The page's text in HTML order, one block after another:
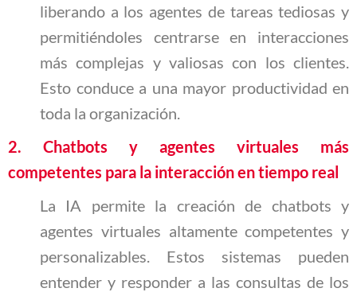
liberando a los agentes de tareas tediosas y
permitiéndoles centrarse en interacciones
más complejas y valiosas con los clientes.
Esto conduce a una mayor productividad en
toda la organización.
2.
Chatbots y agentes virtuales más
competentes para la interacción en tiempo real
La IA permite la creación de chatbots y
agentes virtuales altamente competentes y
personalizables. Estos sistemas pueden
entender y responder a las consultas de los